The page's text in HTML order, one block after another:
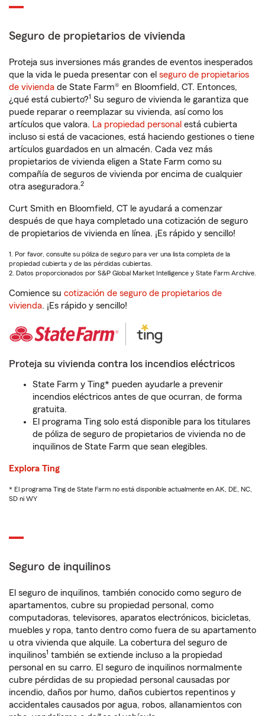
Seguro de propietarios de vivienda
Proteja sus inversiones más grandes de eventos inesperados
que la vida le pueda presentar con el seguro de propietarios
de vivienda de State Farm® en Bloomfield, CT. Entonces,
¿qué está cubierto?1 Su seguro de vivienda le garantiza que
puede reparar o reemplazar su vivienda, así como los
artículos que valora. La propiedad personal está cubierta
incluso si está de vacaciones, está haciendo gestiones o tiene
artículos guardados en un almacén. Cada vez más
propietarios de vivienda eligen a State Farm como su
compañía de seguros de vivienda por encima de cualquier
otra aseguradora.2
Curt Smith en Bloomfield, CT le ayudará a comenzar
después de que haya completado una cotización de seguro
de propietarios de vivienda en línea. ¡Es rápido y sencillo!
1. Por favor, consulte su póliza de seguro para ver una lista completa de la
propiedad cubierta y de las pérdidas cubiertas.
2. Datos proporcionados por S&P Global Market Intelligence y State Farm Archive.
Comience su cotización de seguro de propietarios de
vivienda. ¡Es rápido y sencillo!
Proteja su vivienda contra los incendios eléctricos
State Farm y Ting* pueden ayudarle a prevenir
incendios eléctricos antes de que ocurran, de forma
gratuita.
El programa Ting solo está disponible para los titulares
de póliza de seguro de propietarios de vivienda no de
inquilinos de State Farm que sean elegibles.
Explora Ting
* El programa Ting de State Farm no está disponible actualmente en AK, DE, NC,
SD ni WY
Seguro de inquilinos
El seguro de inquilinos, también conocido como seguro de
apartamentos, cubre su propiedad personal, como
computadoras, televisores, aparatos electrónicos, bicicletas,
muebles y ropa, tanto dentro como fuera de su apartamento
u otra vivienda que alquile. La cobertura del seguro de
inquilinos1 también se extiende incluso a la propiedad
personal en su carro. El seguro de inquilinos normalmente
cubre pérdidas de su propiedad personal causadas por
incendio, daños por humo, daños cubiertos repentinos y
accidentales causados por agua, robos, allanamientos con